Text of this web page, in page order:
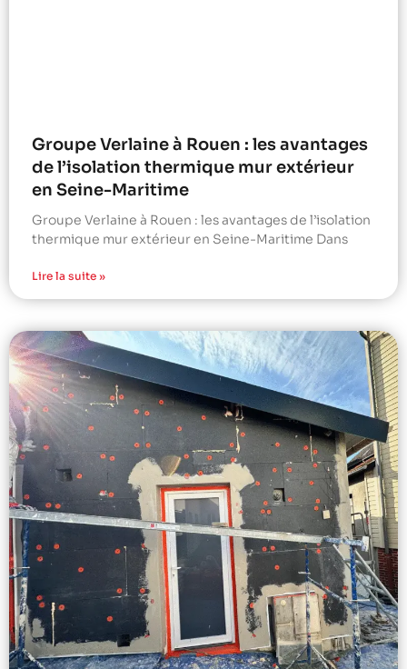
Groupe Verlaine à Rouen : les avantages
de l’isolation thermique mur extérieur
en Seine-Maritime
Groupe Verlaine à Rouen : les avantages de l’isolation
thermique mur extérieur en Seine-Maritime Dans
Lire la suite »